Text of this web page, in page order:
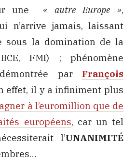
une
« autre Europe »,
n’arrive jamais, laissant
sous la domination de la
FMI) ; phénomène
par François
effet, il y a infiniment plus
à l’euromillion que de
européens, car un tel
l’UNANIMITÉ